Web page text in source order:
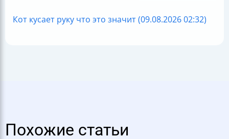
Кот кусает руку что это значит (09.08.2026 02:32)
Похожие статьи